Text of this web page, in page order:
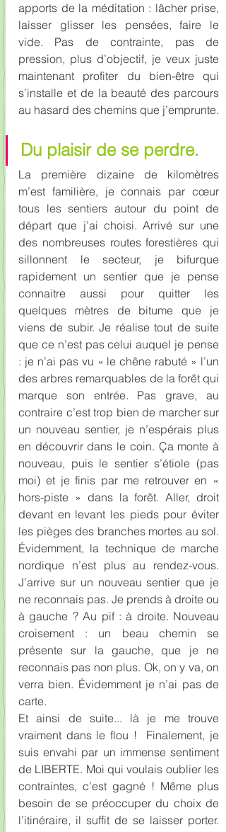
apports de la méditation : lâcher prise,
laisser glisser les pensées, faire le
vide. Pas de contrainte, pas de
pression, plus d’objectif, je veux juste
maintenant profiter du bien-être qui
s’installe et de la beauté des parcours
au hasard des chemins que j’emprunte.
Du plaisir de se perdre.
La première dizaine de kilomètres
m’est familière, je connais par cœur
tous les sentiers autour du point de
départ que j’ai choisi. Arrivé sur une
des nombreuses routes forestières qui
sillonnent le secteur, je bifurque
rapidement un sentier que je pense
connaitre aussi pour quitter les
quelques mètres de bitume que je
viens de subir. Je réalise tout de suite
que ce n’est pas celui auquel je pense
: je n’ai pas vu « le chêne rabuté » l’un
des arbres remarquables de la forêt qui
marque son entrée. Pas grave, au
contraire c’est trop bien de marcher sur
un nouveau sentier, je n’espérais plus
en découvrir dans le coin. Ça monte à
nouveau, puis le sentier s’étiole (pas
moi) et je finis par me retrouver en «
hors-piste » dans la forêt. Aller, droit
devant en levant les pieds pour éviter
les pièges des branches mortes au sol.
Évidemment, la technique de marche
nordique n’est plus au rendez-vous.
J’arrive sur un nouveau sentier que je
ne reconnais pas. Je prends à droite ou
à gauche ? Au pif : à droite. Nouveau
croisement : un beau chemin se
présente sur la gauche, que je ne
reconnais pas non plus. Ok, on y va, on
verra bien. Évidemment je n’ai pas de
carte.
Et ainsi de suite... là je me trouve
vraiment dans le flou !  Finalement, je
suis envahi par un immense sentiment
de LIBERTE. Moi qui voulais oublier les
contraintes, c’est gagné ! Même plus
besoin de se préoccuper du choix de
l’itinéraire, il suffit de se laisser porter.